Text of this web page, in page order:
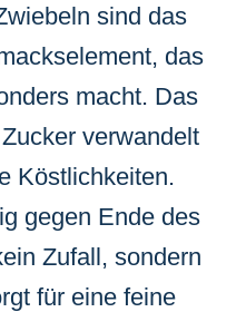
sind das
das
macht. Das
verwandelt
Köstlichkeiten.
gegen Ende des
Zufall, sondern
für eine feine